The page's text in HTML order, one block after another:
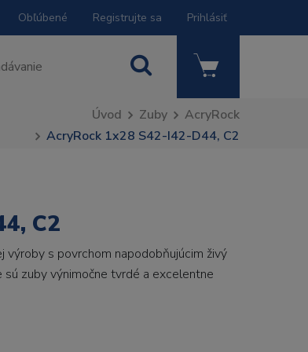
Obľúbené Registrujte sa Prihlásiť
Úvod Zuby
AcryRock
AcryRock 1x28 S42-I42-D44, C2
C2
s povrchom napodobňujúcim živý
sú zuby výnimočne tvrdé a excelentne